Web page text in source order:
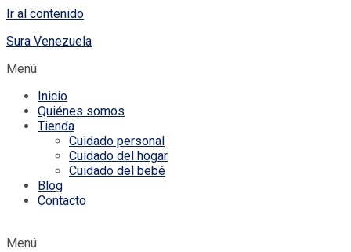
Ir al contenido
Sura Venezuela
Menú
Inicio
Quiénes somos
Tienda
Cuidado personal
Cuidado del hogar
Cuidado del bebé
Blog
Contacto
Menú